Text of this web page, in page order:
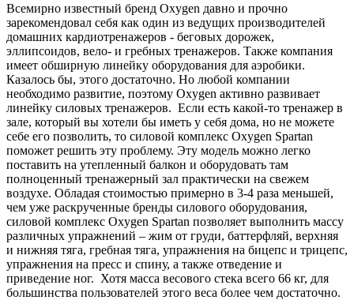
Всемирно известный бренд Oxygen давно и прочно
зарекомендовал себя как один из ведущих производителей
домашних кардиотренажеров - беговых дорожек,
эллипсоидов, вело- и гребных тренажеров. Также компания
имеет обширную линейку оборудования для аэробики.
Казалось бы, этого достаточно. Но любой компании
необходимо развитие, поэтому Oxygen активно развивает
линейку силовых тренажеров. Если есть какой-то тренажер в
зале, который вы хотели бы иметь у себя дома, но не можете
себе его позволить, то силовой комплекс Oxygen Spartan
поможет решить эту проблему. Эту модель можно легко
поставить на утепленный балкон и оборудовать там
полноценный тренажерный зал практически на свежем
воздухе. Обладая стоимостью примерно в 3-4 раза меньшей,
чем уже раскрученные бренды силового оборудования,
силовой комплекс Oxygen Spartan позволяет выполнить массу
различных упражнений – жим от груди, баттерфляй, верхняя
и нижняя тяга, гребная тяга, упражнения на бицепс и трицепс,
упражнения на пресс и спину, а также отведение и
приведение ног. Хотя масса весового стека всего 66 кг, для
большинства пользователей этого веса более чем достаточно.